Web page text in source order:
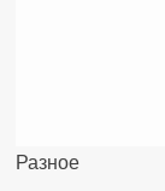
Разное